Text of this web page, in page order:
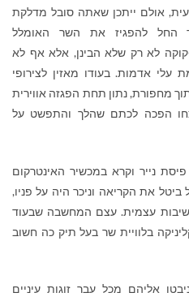
אולם ייתכן שאתה סובל מדלקת
החל להפגיז את השר האומלל
קוקה לא רק שלא הבינן, אלא אף לא
עלי אדמות. בעודו מאזין לצירופי
מחפורת, נתון תחת הפגזה אווירית
הפכה לכתם שהלך והתפשט על
נייר וקרא במכשיר האינטרקום
את הקריאה וניכר היה על פניו,
עצמית. עצם המחשבה שבעוד
בלוויית שר בעל תיק כה חשוב
אליהם מכל עבר זוגות עיניים